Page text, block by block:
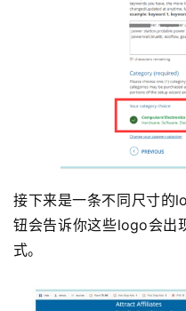
接下来是一条不同尺寸的
钮会告诉你这些logo会出
式。